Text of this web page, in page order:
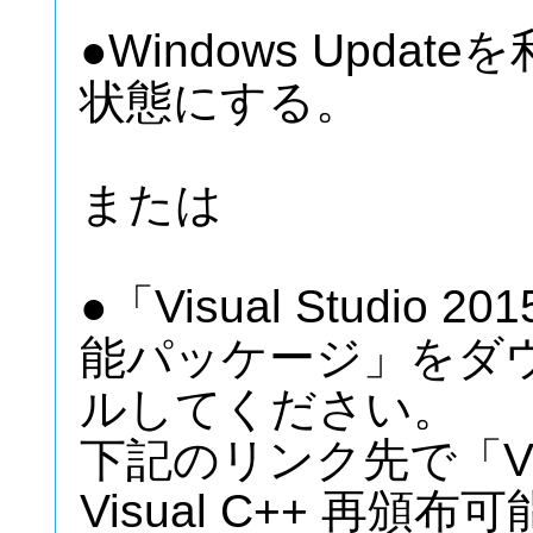
●Windows Updateを
状態にする。
または
●「Visual Studio
能パッケージ」をダ
ルしてください。
下記のリンク先で「
Visual C++ 再頒布可